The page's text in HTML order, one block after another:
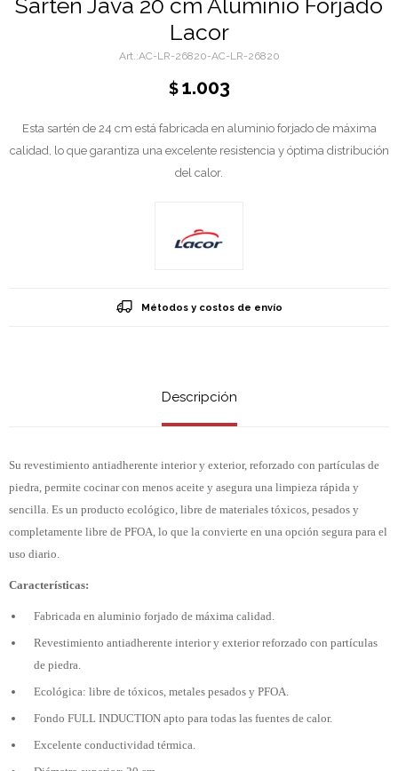
Sartén Java 20 cm Aluminio Forjado
Lacor
AC-LR-26820-AC-LR-26820
$ 1.003
Esta sartén de 24 cm está fabricada en aluminio forjado de máxima
calidad, lo que garantiza una excelente resistencia y óptima distribución
del calor.
Métodos y costos de envío
Descripción
Su revestimiento antiadherente interior y exterior, reforzado con partículas de
piedra, permite cocinar con menos aceite y asegura una limpieza rápida y
sencilla. Es un producto ecológico, libre de materiales tóxicos, pesados y
completamente libre de PFOA, lo que la convierte en una opción segura para el
uso diario.
Características:
Fabricada en aluminio forjado de máxima calidad.
Revestimiento antiadherente interior y exterior reforzado con partículas
de piedra.
Ecológica: libre de tóxicos, metales pesados y PFOA.
Fondo FULL INDUCTION apto para todas las fuentes de calor.
Excelente conductividad térmica.